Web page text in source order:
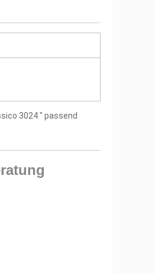
3024 " passend